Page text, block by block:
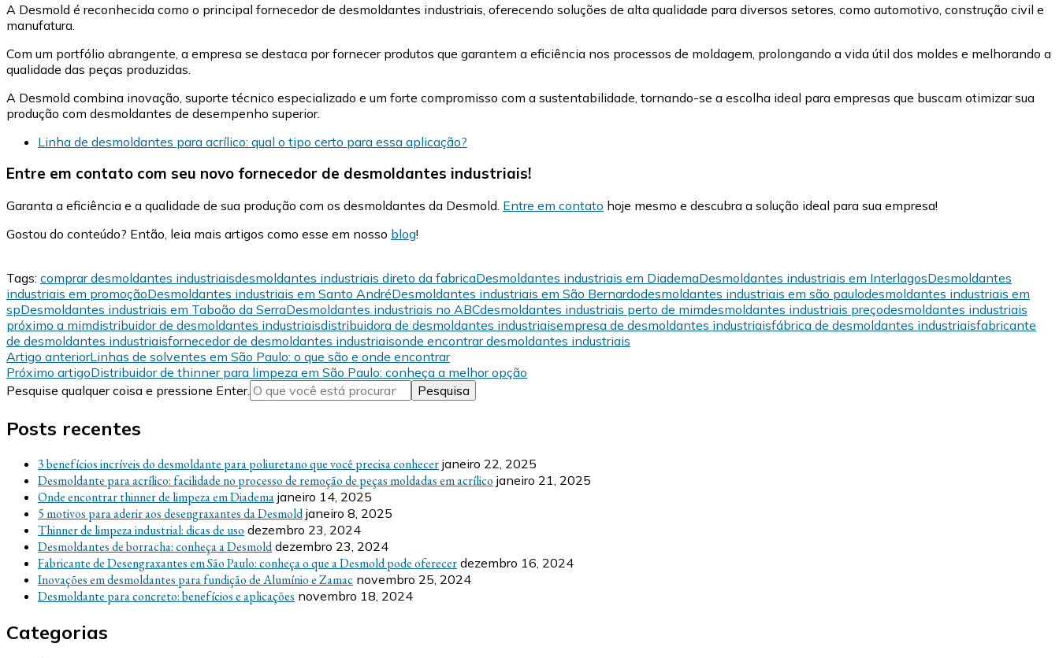
A Desmold é reconhecida como o principal fornecedor de desmoldantes industriais, oferecendo soluções de alta qualidade para diversos setores, como automotivo, construção civil e
manufatura.
Com um portfólio abrangente, a empresa se destaca por fornecer produtos que garantem a eficiência nos processos de moldagem, prolongando a vida útil dos moldes e melhorando a
qualidade das peças produzidas.
A Desmold combina inovação, suporte técnico especializado e um forte compromisso com a sustentabilidade, tornando-se a escolha ideal para empresas que buscam otimizar sua
produção com desmoldantes de desempenho superior.
Linha de desmoldantes para acrílico: qual o tipo certo para essa aplicação?
Entre em contato com seu novo fornecedor de desmoldantes industriais!
Garanta a eficiência e a qualidade de sua produção com os desmoldantes da Desmold. Entre em contato hoje mesmo e descubra a solução ideal para sua empresa!
Gostou do conteúdo? Então, leia mais artigos como esse em nosso blog!
Tags: comprar desmoldantes industriaisdesmoldantes industriais direto da fabricaDesmoldantes industriais em DiademaDesmoldantes industriais em InterlagosDesmoldantes
industriais em promoçãoDesmoldantes industriais em Santo AndréDesmoldantes industriais em São Bernardodesmoldantes industriais em são paulodesmoldantes industriais em
spDesmoldantes industriais em Taboão da SerraDesmoldantes industriais no ABCdesmoldantes industriais perto de mimdesmoldantes industriais preçodesmoldantes industriais
próximo a mimdistribuidor de desmoldantes industriaisdistribuidora de desmoldantes industriaisempresa de desmoldantes industriaisfábrica de desmoldantes industriaisfabricante
de desmoldantes industriaisfornecedor de desmoldantes industriaisonde encontrar desmoldantes industriais
Navegação
de
Artigo anteriorLinhas de solventes em São Paulo: o que são e onde encontrar
Próximo artigoDistribuidor de thinner para limpeza em São Paulo: conheça a melhor opção
Procurando
algo?
Pesquise qualquer coisa e pressione Enter.
Posts recentes
3 benefícios incríveis do desmoldante para poliuretano que você precisa conhecer janeiro 22, 2025
Desmoldante para acrílico: facilidade no processo de remoção de peças moldadas em acrílico janeiro 21, 2025
Onde encontrar thinner de limpeza em Diadema janeiro 14, 2025
5 motivos para aderir aos desengraxantes da Desmold janeiro 8, 2025
Thinner de limpeza industrial: dicas de uso dezembro 23, 2024
Desmoldantes de borracha: conheça a Desmold dezembro 23, 2024
Fabricante de Desengraxantes em São Paulo: conheça o que a Desmold pode oferecer dezembro 16, 2024
Inovações em desmoldantes para fundição de Alumínio e Zamac novembro 25, 2024
Desmoldante para concreto: benefícios e aplicações novembro 18, 2024
Categorias